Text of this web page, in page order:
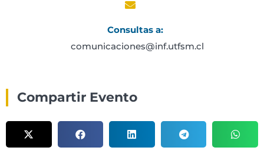
Consultas a:
comunicaciones@inf.utfsm.cl
Compartir Evento